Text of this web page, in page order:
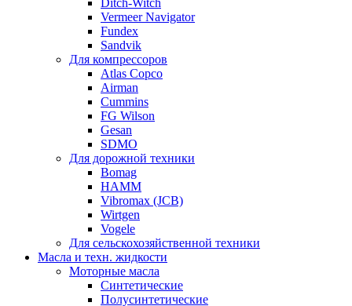
Vermeer Navigator
Fundex
Sandvik
Для компрессоров
Atlas Copco
Airman
Cummins
FG Wilson
Gesan
SDMO
Для дорожной техники
Bomag
HAMM
Vibromax (JCB)
Wirtgen
Vogele
Для сельскохозяйственной техники
Масла и техн. жидкости
Моторные масла
Синтетические
Полусинтетические